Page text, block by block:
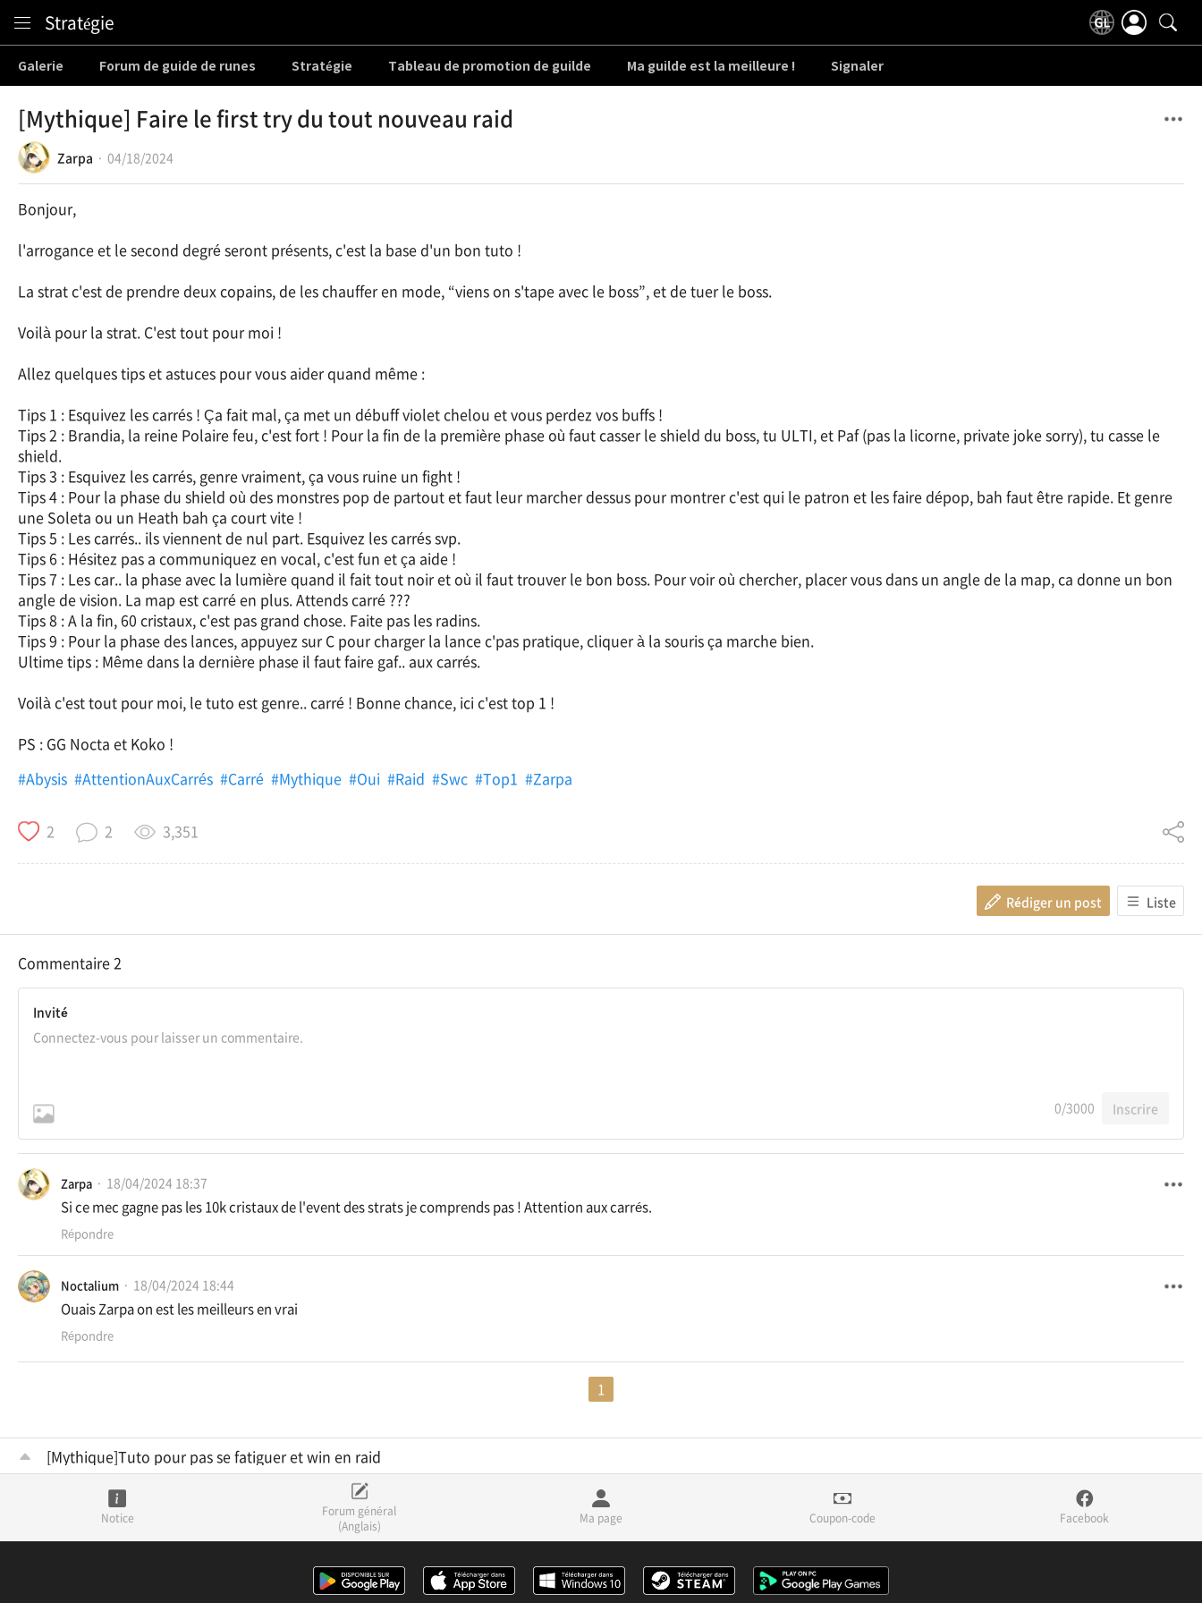
Stratégie
Galerie Forum de guide de runes Stratégie Tableau de promotion de guilde Ma guilde est la meilleure ! Signaler
[Mythique] Faire le first try du tout nouveau raid
Zarpa 04/18/2024
Bonjour,
l'arrogance et le second degré seront présents, c'est la base d'un bon tuto !
La strat c'est de prendre deux copains, de les chauffer en mode, “viens on s'tape avec le boss”, et de tuer le boss.
Voilà pour la strat. C'est tout pour moi !
Allez quelques tips et astuces pour vous aider quand même :
Tips 1 : Esquivez les carrés ! Ça fait mal, ça met un débuff violet chelou et vous perdez vos buffs !
Tips 2 : Brandia, la reine Polaire feu, c'est fort ! Pour la fin de la première phase où faut casser le shield du boss, tu ULTI, et Paf (pas la licorne, private joke sorry), tu casse le
shield.
Tips 3 : Esquivez les carrés, genre vraiment, ça vous ruine un fight !
Tips 4 : Pour la phase du shield où des monstres pop de partout et faut leur marcher dessus pour montrer c'est qui le patron et les faire dépop, bah faut être rapide. Et genre
une Soleta ou un Heath bah ça court vite !
Tips 5 : Les carrés.. ils viennent de nul part. Esquivez les carrés svp.
Tips 6 : Hésitez pas a communiquez en vocal, c'est fun et ça aide !
Tips 7 : Les car.. la phase avec la lumière quand il fait tout noir et où il faut trouver le bon boss. Pour voir où chercher, placer vous dans un angle de la map, ca donne un bon
angle de vision. La map est carré en plus. Attends carré ???
Tips 8 : A la fin, 60 cristaux, c'est pas grand chose. Faite pas les radins.
Tips 9 : Pour la phase des lances, appuyez sur C pour charger la lance c'pas pratique, cliquer à la souris ça marche bien.
Ultime tips : Même dans la dernière phase il faut faire gaf.. aux carrés.
Voilà c'est tout pour moi, le tuto est genre.. carré ! Bonne chance, ici c'est top 1 !
PS : GG Nocta et Koko !
#Abysis #AttentionAuxCarrés #Carré #Mythique #Oui #Raid #Swc #Top1 #Zarpa
2 2 3,351
Rédiger un post Liste
Commentaire2
Invité
0/3000 Inscrire
Zarpa 18/04/2024 18:37
Si ce mec gagne pas les 10k cristaux de l'event des strats je comprends pas ! Attention aux carrés.
Répondre
Nоctalium 18/04/2024 18:44
Ouais Zarpa on est les meilleurs en vrai
Répondre
1
[Mythique]Tuto pour pas se fatiguer et win en raid
Notice
Forum général
(Anglais)
Ma page Coupon-code Facebook